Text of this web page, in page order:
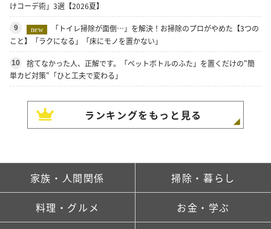
けコーデ術」3選【2026夏】
9 new
「トイレ掃除が面倒…」を解決！お掃除のプロがやめた【3つの
こと】「ラクになる」「床にモノを置かない」
10
捨てなかった人、正解です。「ペットボトルのふた」を置くだけの"簡
単カビ対策"「ひと工夫で変わる」
ランキングをもっと見る
家族・人間関係 掃除・暮らし
料理・グルメ お金・学ぶ